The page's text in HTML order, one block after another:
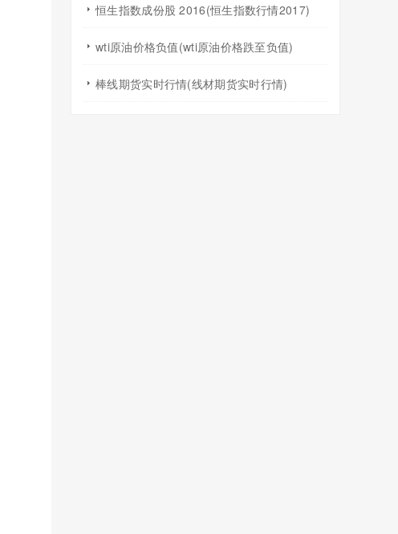
恒生指数成份股 2016(恒生指数行情2017)
wti原油价格负值(wti原油价格跌至负值)
棒线期货实时行情(线材期货实时行情)